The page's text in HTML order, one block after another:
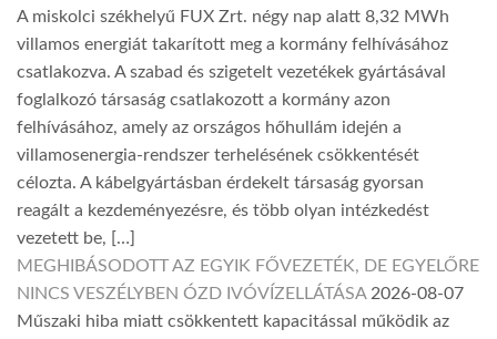
A miskolci székhelyű FUX Zrt. négy nap alatt 8,32 MWh
villamos energiát takarított meg a kormány felhívásához
csatlakozva. A szabad és szigetelt vezetékek gyártásával
foglalkozó társaság csatlakozott a kormány azon
felhívásához, amely az országos hőhullám idején a
villamosenergia-rendszer terhelésének csökkentését
célozta. A kábelgyártásban érdekelt társaság gyorsan
reagált a kezdeményezésre, és több olyan intézkedést
vezetett be, […]
MEGHIBÁSODOTT AZ EGYIK FŐVEZETÉK, DE EGYELŐRE
NINCS VESZÉLYBEN ÓZD IVÓVÍZELLÁTÁSA 2026-08-07
Műszaki hiba miatt csökkentett kapacitással működik az